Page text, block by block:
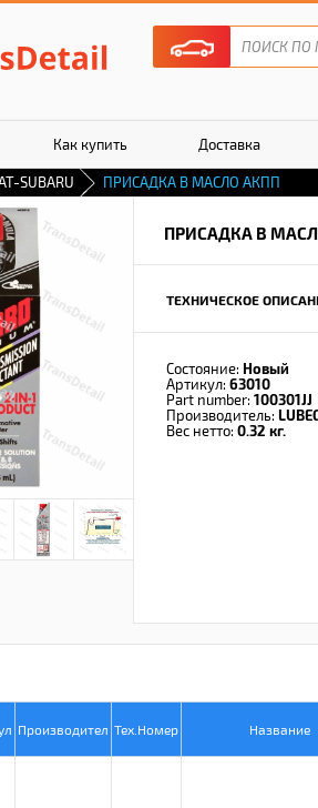
Как купить Доставка
SUBARU ПРИСАДКА В МАСЛО АКПП
ПРИСАДКА В
ТЕХНИЧЕСКОЕ
Состояние: Новый
Артикул: 63010
Part number: 100301JJ
Производитель:
Вес нетто: 0.32 кг.
Производител Тех.Номер Название